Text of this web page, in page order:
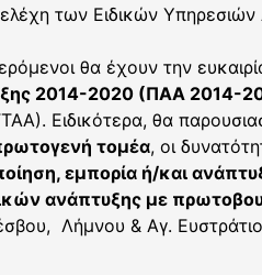
των Ειδικών
θα έχουν την
2014-2020 (ΠΑΑ 2014-
Ειδικότερα, θα
τομέα, οι
εμπορία ή/και
ανάπτυξης με
Λήμνου & Αγ.